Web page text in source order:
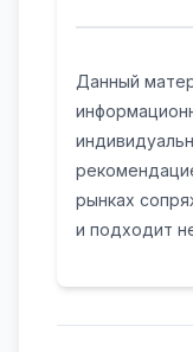
Данный
рынках
и подходит